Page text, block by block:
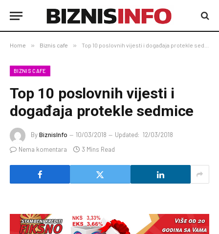
Home » Biznis cafe » Top 10 poslovnih vijesti i događaja protekle sedmice
BIZNIS CAFE
Top 10 poslovnih vijesti i
događaja protekle sedmice
ByBiznisInfo 10/03/2018 Updated: 12/03/2018
Nema komentara
3 Mins Read